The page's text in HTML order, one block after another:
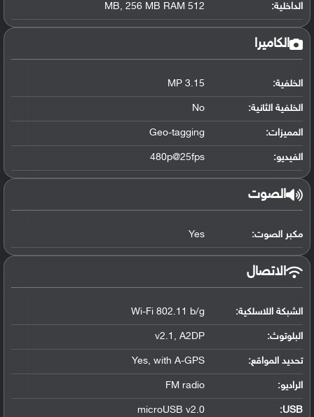
الداخلية: 512 MB, 256 MB RAM
الكاميرا
الخلفية: 3.15 MP
الخلفية الثانية: No
المميزات: Geo-tagging
الفيديو: 480p@25fps
الصوت
مكبر الصوت: Yes
الاتصال
الشبكة اللاسلكية: Wi-Fi 802.11 b/g
البلوتوث:
v2.1, A2DP
تحديد المواقع:
Yes, with A-GPS
الراديو: FM radio
USB
:
microUSB v2.0